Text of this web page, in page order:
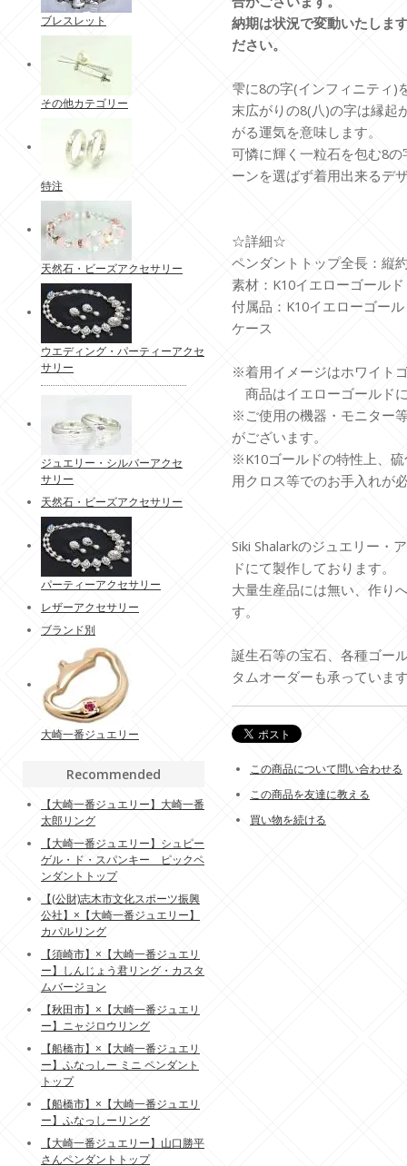
納期は状況で変動いたしま
ださい。
雫に8の字(インフィニティ)
末広がりの8(八)の字は縁起
がる運気を意味します。
可憐に輝く一粒石を包む8
ーンを選ばず着用出来るデ
☆詳細☆
ペンダントトップ全長：縦
素材：K10イエローゴール
付属品：K10イエローゴー
ケース
※着用イメージはホワイト
商品はイエローゴールド
※ご使用の機器・モニター
がございます。
※K10ゴールドの特性上、
用クロス等でのお手入れが
Siki Shalarkのジュエリー・
ドにて製作しております。
大量生産品には無い、作り
す。
誕生石等の宝石、各種ゴー
タムオーダーも承っていま
この商品について問い合わせる
この商品を友達に教える
買い物を続ける
ブレスレット
その他カテゴリー
特注
天然石・ビーズアクセサリー
ウエディング・パーティーアクセ
サリー
ジュエリー・シルバーアクセ
サリー
天然石・ビーズアクセサリー
パーティーアクセサリー
レザーアクセサリー
ブランド別
大崎一番ジュエリー
Recommended
【大崎一番ジュエリー】大崎一番
太郎リング
【大崎一番ジュエリー】シュピー
ゲル・ド・スパンキー ピックペ
ンダントトップ
【(公財)志木市文化スポーツ振興
公社】×【大崎一番ジュエリー】
カパルリング
【須崎市】×【大崎一番ジュエリ
ー】しんじょう君リング・カスタ
ムバージョン
【秋田市】×【大崎一番ジュエリ
ー】ニャジロウリング
【船橋市】×【大崎一番ジュエリ
ー】ふなっしー ミニ ペンダント
トップ
【船橋市】×【大崎一番ジュエリ
ー】ふなっしーリング
【大崎一番ジュエリー】山口勝平
さんペンダントトップ